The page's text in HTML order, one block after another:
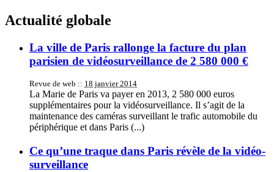
Actualité globale
La ville de Paris rallonge la facture du plan
parisien de vidéosurveillance de 2 580 000 €
Revue de web :: 18 janvier 2014
La Marie de Paris va payer en 2013, 2 580 000 euros
supplémentaires pour la vidéosurveillance. Il s’agit de la
maintenance des caméras surveillant le trafic automobile du
périphérique et dans Paris (...)
Ce qu’une traque dans Paris révèle de la vidéo-
surveillance